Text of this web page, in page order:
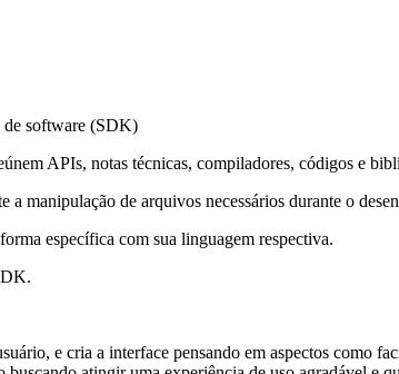
software (SDK)
APIs, notas técnicas, compiladores, códigos e
a manipulação de arquivos necessários durante o
específica com sua linguagem respectiva.
e cria a interface pensando em aspectos como